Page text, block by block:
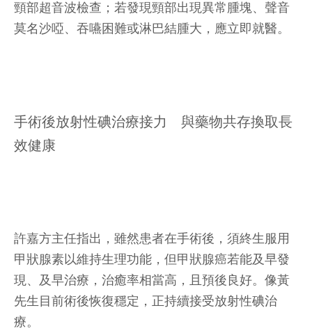
頸部超音波檢查；若發現頸部出現異常腫塊、聲音
莫名沙啞、吞嚥困難或淋巴結腫大，應立即就醫。
手術後放射性碘治療接力 與藥物共存換取長
效健康
許嘉方主任指出，雖然患者在手術後，須終生服用
甲狀腺素以維持生理功能，但甲狀腺癌若能及早發
現、及早治療，治癒率相當高，且預後良好。像黃
先生目前術後恢復穩定，正持續接受放射性碘治
療。